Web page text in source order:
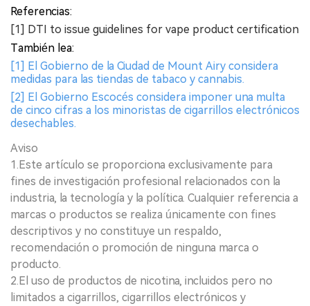
Referencias:
[1] DTI to issue guidelines for vape product certification
También lea:
[1] El Gobierno de la Ciudad de Mount Airy considera
medidas para las tiendas de tabaco y cannabis.
[2] El Gobierno Escocés considera imponer una multa
de cinco cifras a los minoristas de cigarrillos electrónicos
desechables.
Aviso
1.Este artículo se proporciona exclusivamente para
fines de investigación profesional relacionados con la
industria, la tecnología y la política. Cualquier referencia a
marcas o productos se realiza únicamente con fines
descriptivos y no constituye un respaldo,
recomendación o promoción de ninguna marca o
producto.
2.El uso de productos de nicotina, incluidos pero no
limitados a cigarrillos, cigarrillos electrónicos y